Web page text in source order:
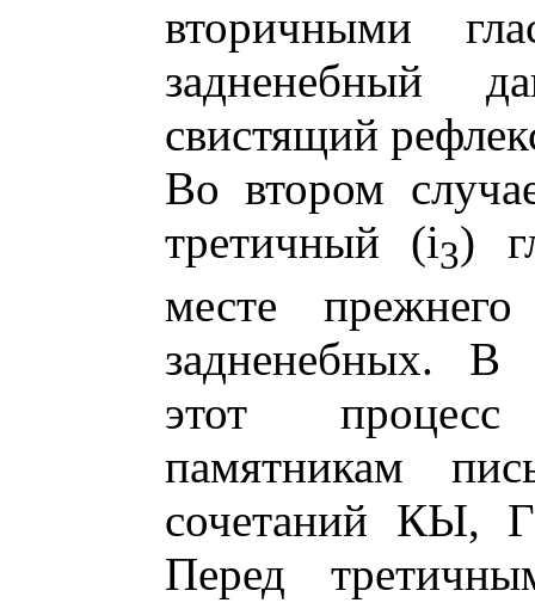
вторичными
задненебный
свистящий
Во втором
третичный (i3)
месте
задненебных. В
этот
памятникам
сочетаний
Перед